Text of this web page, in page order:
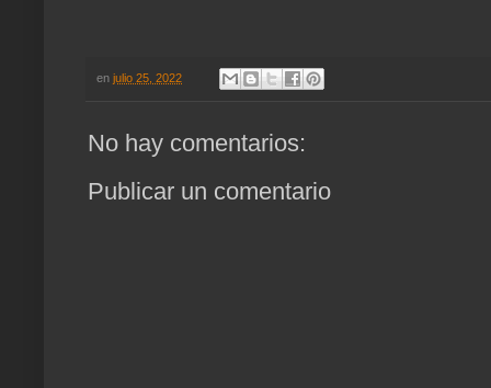
en julio 25, 2022
No hay comentarios:
Publicar un comentario